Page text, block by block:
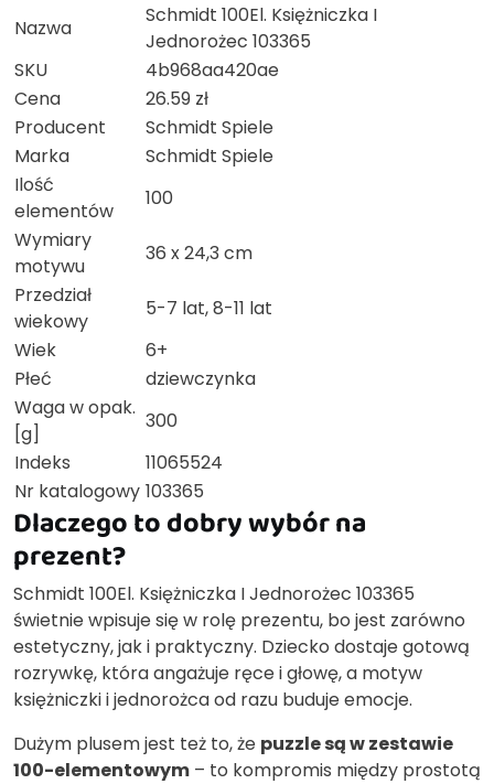
Nazwa
Schmidt 100El. Księżniczka I
Jednorożec 103365
SKU
4b968aa420ae
Cena
26.59 zł
Producent
Schmidt Spiele
Marka
Schmidt Spiele
Ilość
elementów
100
Wymiary
motywu
36 x 24,3 cm
Przedział
wiekowy
5-7 lat, 8-11 lat
Wiek
6+
Płeć
dziewczynka
Waga w opak.
[g]
300
Indeks
11065524
Nr katalogowy 103365
Dlaczego to dobry wybór na
prezent?
Schmidt 100El. Księżniczka I Jednorożec 103365
świetnie wpisuje się w rolę prezentu, bo jest zarówno
estetyczny, jak i praktyczny. Dziecko dostaje gotową
rozrywkę, która angażuje ręce i głowę, a motyw
księżniczki i jednorożca od razu buduje emocje.
Dużym plusem jest też to, że puzzle są w zestawie
100-elementowym – to kompromis między prostotą